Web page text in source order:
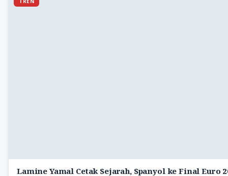
Lamine Yamal Cetak Sejarah, Spanyol ke Final Euro